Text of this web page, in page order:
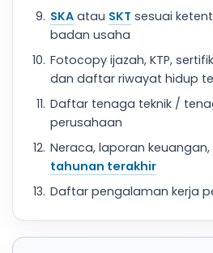
SKA atau SKT sesuai
badan usaha
Fotocopy ijazah, KTP,
dan daftar riwayat hidup
Daftar tenaga teknik /
perusahaan
Neraca, laporan
tahunan terakhir
Daftar pengalaman kerja